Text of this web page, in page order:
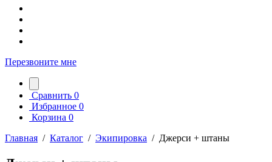
Перезвоните мне
Сравнить 0
Избранное 0
Корзина 0
Главная / Каталог / Экипировка / Джерси + штаны